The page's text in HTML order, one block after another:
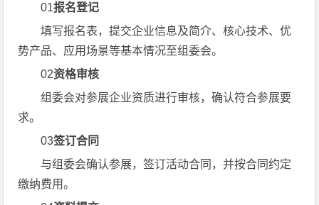
01报名登记
填写报名表，提交企业信息及简介、核心技术、优
势产品、应用场景等基本情况至组委会。
02资格审核
组委会对参展企业资质进行审核，确认符合参展要
求。
03签订合同
与组委会确认参展，签订活动合同，并按合同约定
缴纳费用。